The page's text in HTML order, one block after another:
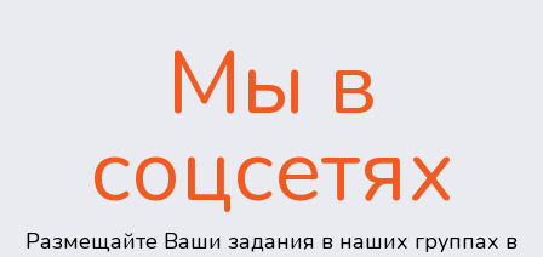
Мы в
соцсетях
Размещайте Ваши задания в наших группах в